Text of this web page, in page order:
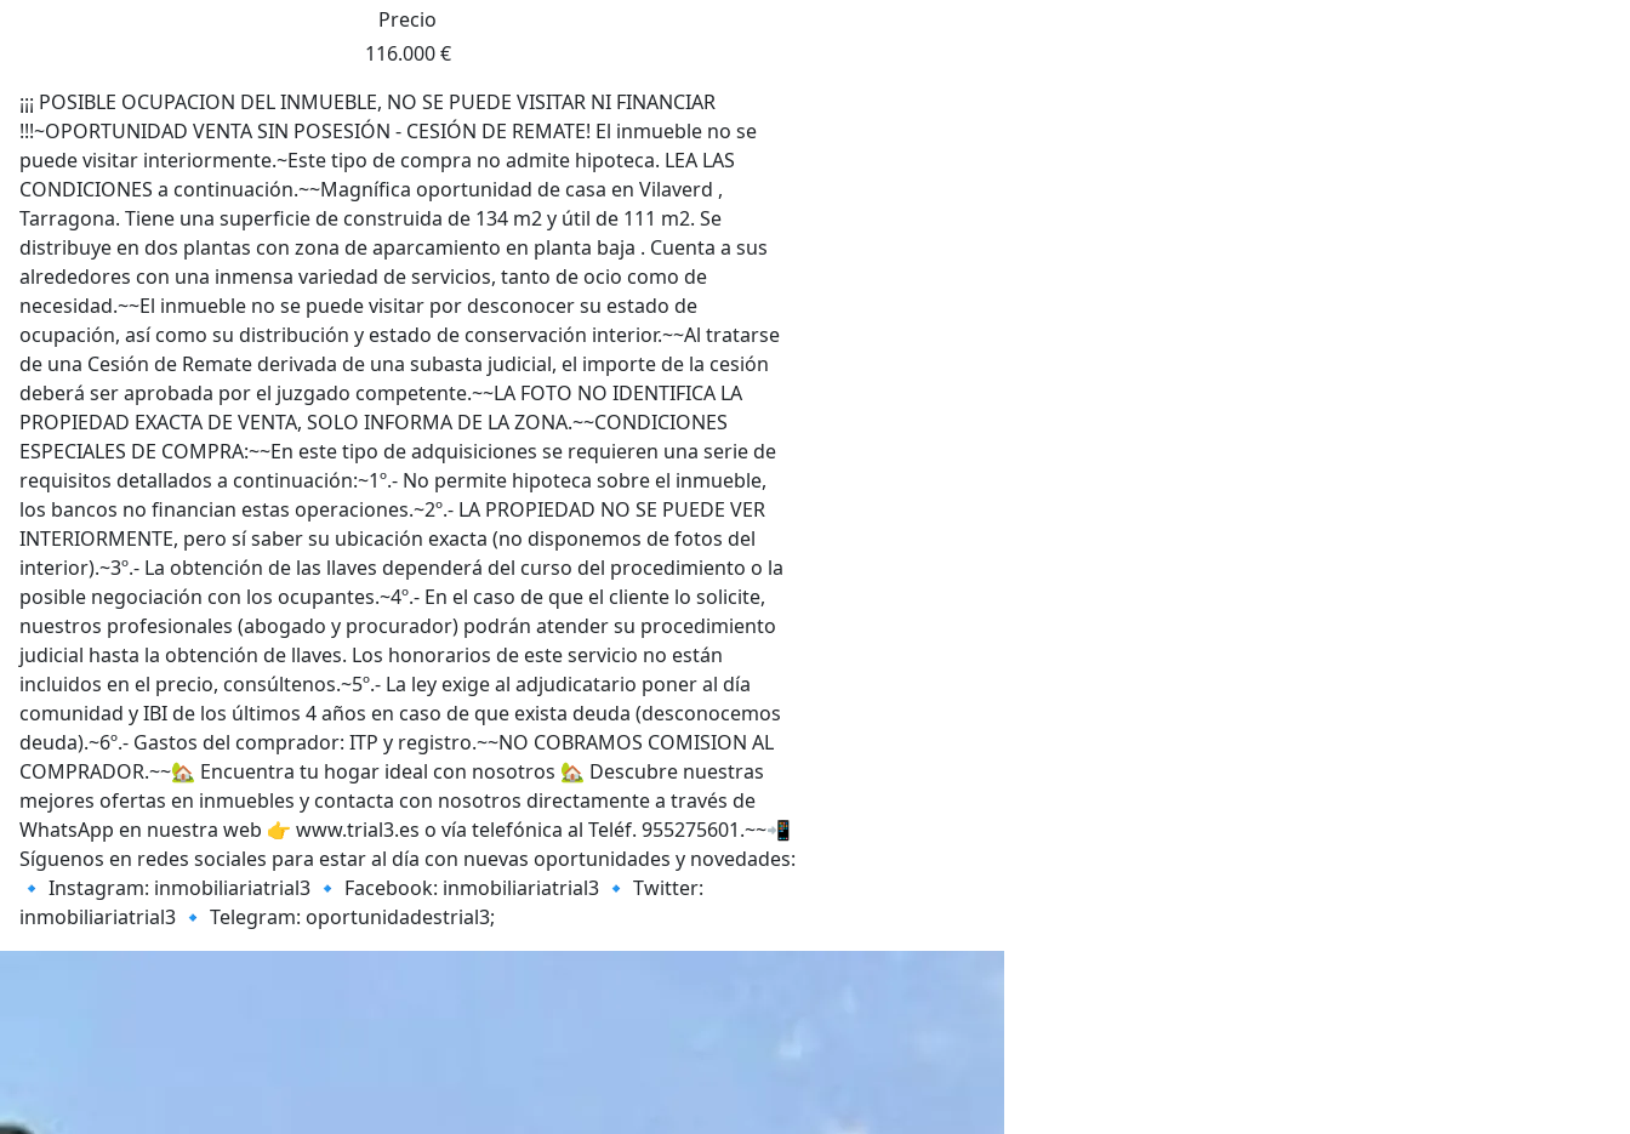
Precio
116.000 €
¡¡¡ POSIBLE OCUPACION DEL INMUEBLE, NO SE PUEDE VISITAR NI FINANCIAR
!!!~OPORTUNIDAD VENTA SIN POSESIÓN - CESIÓN DE REMATE! El inmueble no se
puede visitar interiormente.~Este tipo de compra no admite hipoteca. LEA LAS
CONDICIONES a continuación.~~Magnífica oportunidad de casa en Vilaverd ,
Tarragona. Tiene una superficie de construida de 134 m2 y útil de 111 m2. Se
distribuye en dos plantas con zona de aparcamiento en planta baja . Cuenta a sus
alrededores con una inmensa variedad de servicios, tanto de ocio como de
necesidad.~~El inmueble no se puede visitar por desconocer su estado de
ocupación, así como su distribución y estado de conservación interior.~~Al tratarse
de una Cesión de Remate derivada de una subasta judicial, el importe de la cesión
deberá ser aprobada por el juzgado competente.~~LA FOTO NO IDENTIFICA LA
PROPIEDAD EXACTA DE VENTA, SOLO INFORMA DE LA ZONA.~~CONDICIONES
ESPECIALES DE COMPRA:~~En este tipo de adquisiciones se requieren una serie de
requisitos detallados a continuación:~1º.- No permite hipoteca sobre el inmueble,
los bancos no financian estas operaciones.~2º.- LA PROPIEDAD NO SE PUEDE VER
INTERIORMENTE, pero sí saber su ubicación exacta (no disponemos de fotos del
interior).~3º.- La obtención de las llaves dependerá del curso del procedimiento o la
posible negociación con los ocupantes.~4º.- En el caso de que el cliente lo solicite,
nuestros profesionales (abogado y procurador) podrán atender su procedimiento
judicial hasta la obtención de llaves. Los honorarios de este servicio no están
incluidos en el precio, consúltenos.~5º.- La ley exige al adjudicatario poner al día
comunidad y IBI de los últimos 4 años en caso de que exista deuda (desconocemos
deuda).~6º.- Gastos del comprador: ITP y registro.~~NO COBRAMOS COMISION AL
COMPRADOR.~~🏡 Encuentra tu hogar ideal con nosotros 🏡 Descubre nuestras
mejores ofertas en inmuebles y contacta con nosotros directamente a través de
WhatsApp en nuestra web 👉 www.trial3.es o vía telefónica al Teléf. 955275601.~~📲
Síguenos en redes sociales para estar al día con nuevas oportunidades y novedades:
🔹 Instagram: inmobiliariatrial3 🔹 Facebook: inmobiliariatrial3 🔹 Twitter:
inmobiliariatrial3 🔹 Telegram: oportunidadestrial3;